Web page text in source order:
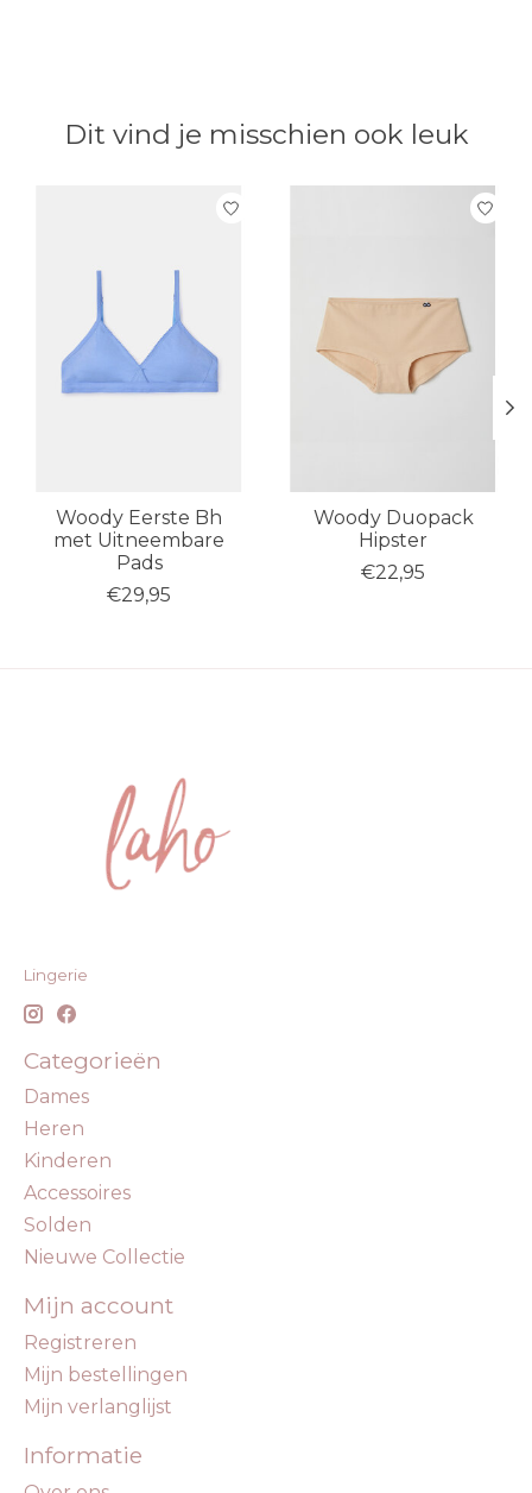
Dit vind je misschien ook leuk
Items van productcarrousel
Woody Eerste Bh
met Uitneembare
Pads
€29,95
Woody Duopack
Hipster
€22,95
Lingerie
Categorieën
Dames
Heren
Kinderen
Accessoires
Solden
Nieuwe Collectie
Mijn account
Registreren
Mijn bestellingen
Mijn verlanglijst
Informatie